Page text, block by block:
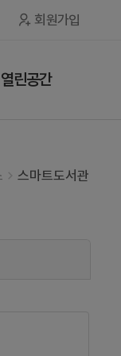
회원가입
열린공간
스마트도서관